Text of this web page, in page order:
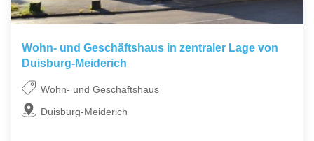
Wohn- und Geschäftshaus in zentraler Lage von
Duisburg-Meiderich
Wohn- und Geschäftshaus
Duisburg-Meiderich